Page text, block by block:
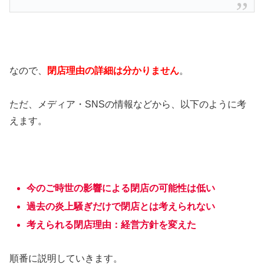
なので、 閉店理由の詳細は分かりません。
ただ、メディア・SNSの情報などから、以下のように考
えます。
今のご時世の影響による閉店の可能性は低い
過去の炎上騒ぎだけで閉店とは考えられない
考えられる閉店理由：経営方針を変えた
順番に説明していきます。